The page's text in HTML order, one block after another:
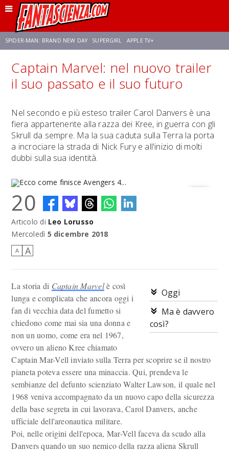
SPIDER-MAN: BRAND NEW DAY SUPERGIRL APPLE TV+
FRANCO RICCIARDIELLO ZENDAYA AVENGERS: DOOMSDAY STAR TREK
Captain Marvel: nel nuovo trailer
il suo passato e il suo futuro
Nel secondo e più esteso trailer Carol Danvers è una
fiera appartenente alla razza dei Kree, in guerra con gli
Skrull da sempre. Ma la sua caduta sulla Terra la porta
a incrociare la strada di Nick Fury e all'inizio di molti
dubbi sulla sua identità.
Ecco come finisce Avengers 4...
20
Articolo di Leo Lorusso
Mercoledì 5 dicembre 2018
A A
Oggi
Ma è davvero
così?
La storia di Captain Marvelè così
lunga e complicata che ancora oggi i
fan di vecchia data del fumetto si
chiedono come mai sia una donna e
non un uomo, come era nel 1967,
ovvero un alieno Kree chiamato
Captain Mar-Vell inviato sulla Terra per scoprire se il nostro
pianeta poteva essere una minaccia. Qui, prendeva le
sembianze del defunto scienziato Walter Lawson, il quale nel
1968 veniva accompagnato da un nuovo capo della sicurezza
della base segreta in cui lavorava, Carol Danvers, anche
ufficiale dell'areonautica militare.
Poi, nelle origini dell'epoca, Mar-Vell faceva da scudo alla
Danvers quando un suo nemico della razza aliena Skrull